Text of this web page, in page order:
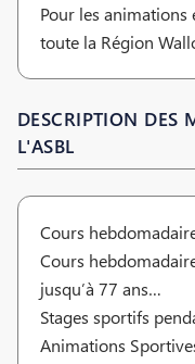
Pour les
toute la Région
DESCRIPTION DES
L'ASBL
Cours
Cours
jusqu’à 77 ans…
Stages sportifs
Animations